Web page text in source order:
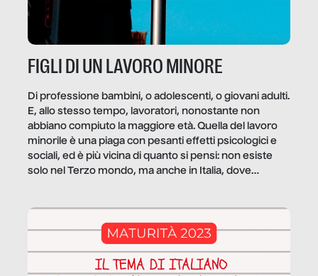
FIGLI DI UN LAVORO MINORE
Di professione bambini, o adolescenti, o giovani adulti.
E, allo stesso tempo, lavoratori, nonostante non
abbiano compiuto la maggiore età. Quella del lavoro
minorile è una piaga con pesanti effetti psicologici e
sociali, ed è più vicina di quanto si pensi: non esiste
solo nel Terzo mondo, ma anche in Italia, dove